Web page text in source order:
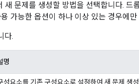
새 문제를 생성할 방법을 선택합니다. 드
가능한 옵션이 하나 이상 있는 경우에만
다.
명
성요소를 기존 구성요소로 설정하여 새 문제 생성